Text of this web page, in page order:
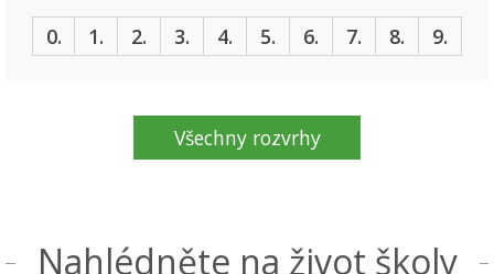
0. 1. 2. 3. 4. 5. 6. 7. 8. 9.
Všechny rozvrhy
Nahlédněte na život školy